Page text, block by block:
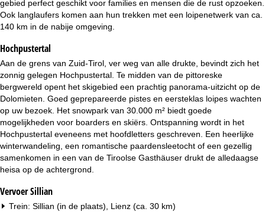
n
a
gebied perfect geschikt voor families en mensen die de rust opzoeken.
Ook langlaufers komen aan hun trekken met een loipenetwerk van ca.
140 km in de nabije omgeving.
Hochpustertal
Aan de grens van Zuid-Tirol, ver weg van alle drukte, bevindt zich het
zonnig gelegen Hochpustertal. Te midden van de pittoreske
bergwereld opent het skigebied een prachtig panorama-uitzicht op de
Dolomieten. Goed geprepareerde pistes en eersteklas loipes wachten
op uw bezoek. Het snowpark van 30.000 m² biedt goede
mogelijkheden voor boarders en skiërs. Ontspanning wordt in het
Hochpustertal eveneens met hoofdletters geschreven. Een heerlijke
winterwandeling, een romantische paardensleetocht of een gezellig
samenkomen in een van de Tiroolse Gasthäuser drukt de alledaagse
heisa op de achtergrond.
Vervoer Sillian
Trein: Sillian (in de plaats), Lienz (ca. 30 km)